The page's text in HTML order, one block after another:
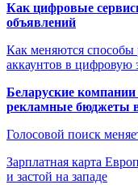
Как цифровые
объявлений
Как меняются способы
аккаунтов в цифровую
Беларуские компании
рекламные бюджеты
Голосовой поиск
Зарплатная карта
и застой на западе